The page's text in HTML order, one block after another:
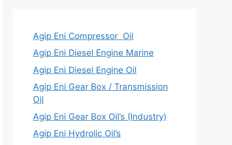
Agip Eni Compressor Oil
Agip Eni Diesel Engine Marine
Agip Eni Diesel Engine Oil
Agip Eni Gear Box / Transmission
Oil
Agip Eni Gear Box Oil’s (Industry)
Agip Eni Hydrolic Oil’s